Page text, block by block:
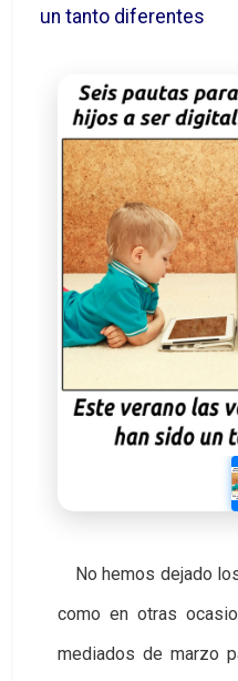
un tanto diferentes
No hemos dejado
como en otras
mediados de marzo